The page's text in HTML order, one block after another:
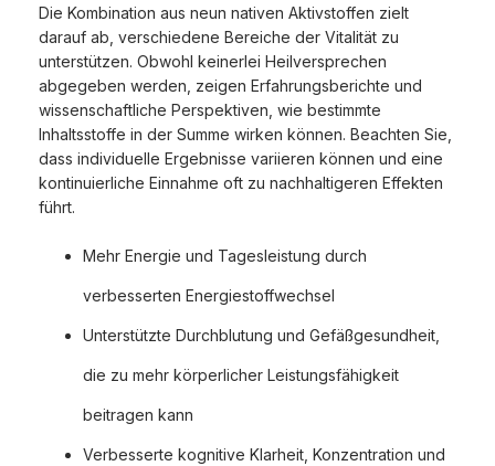
Die Kombination aus neun nativen Aktivstoffen zielt
darauf ab, verschiedene Bereiche der Vitalität zu
unterstützen. Obwohl keinerlei Heilversprechen
abgegeben werden, zeigen Erfahrungsberichte und
wissenschaftliche Perspektiven, wie bestimmte
Inhaltsstoffe in der Summe wirken können. Beachten Sie,
dass individuelle Ergebnisse variieren können und eine
kontinuierliche Einnahme oft zu nachhaltigeren Effekten
führt.
Mehr Energie und Tagesleistung durch
verbesserten Energiestoffwechsel
Unterstützte Durchblutung und Gefäßgesundheit,
die zu mehr körperlicher Leistungsfähigkeit
beitragen kann
Verbesserte kognitive Klarheit, Konzentration und